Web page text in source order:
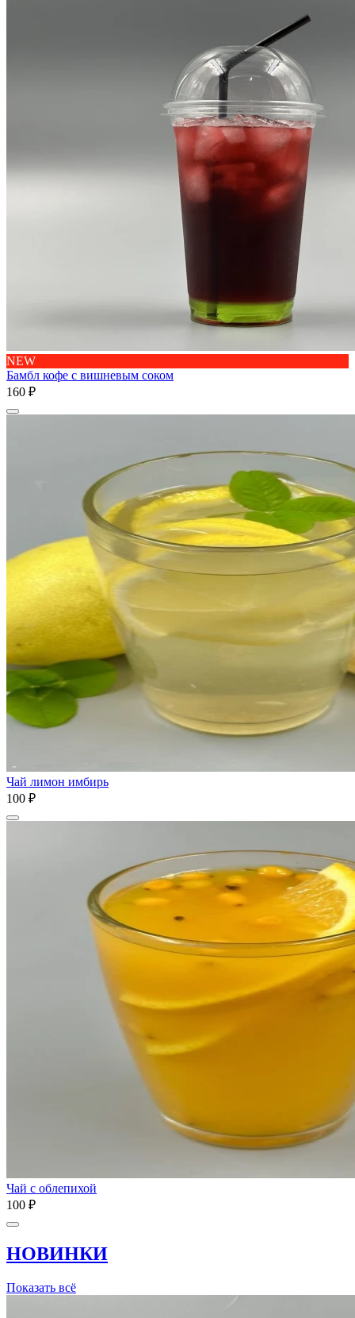
NEW
Бамбл кофе с вишневым соком
160 ₽
Чай лимон имбирь
100 ₽
Чай с облепихой
100 ₽
НОВИНКИ
Показать всё